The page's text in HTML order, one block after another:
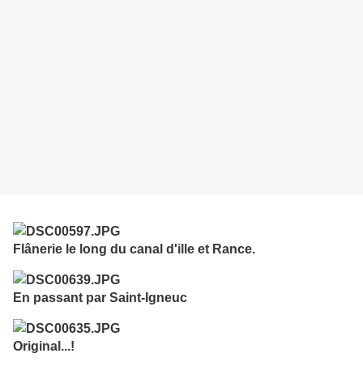
Flânerie le long du canal d'ille et Rance.
En passant par Saint-Igneuc
Original...!